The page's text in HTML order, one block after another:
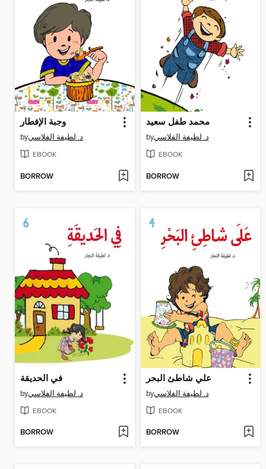
وجبة الإفطار
byد. لطيفة الفلاسي
EBOOK
BORROW
محمد طفل سعيد
byد. لطيفة الفلاسي
EBOOK
BORROW
في الحديقة
byد. لطيفة الفلاسي
EBOOK
BORROW
علي شاطئ البحر
byد. لطيفة الفلاسي
EBOOK
BORROW